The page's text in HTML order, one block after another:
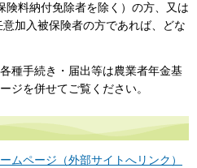
険料納付免除者を除く）の方、又は
加入被保険者の方であれば、どな
種手続き・届出等は農業者年金基
ジを併せてご覧ください。
ムページ（外部サイトへリンク）